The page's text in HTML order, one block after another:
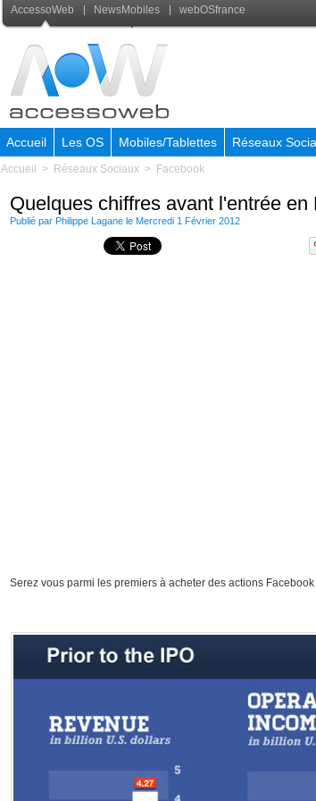
AccessoWeb NewsMobiles webOSfrance
Accueil Les OS Mobiles/Tablettes Réseaux
Accueil > Réseaux Sociaux > Facebook
Quelques chiffres avant l'entrée
Publié par Philippe Lagane le Mercredi 1 Février 2012
Serez vous parmi les premiers à acheter des actions